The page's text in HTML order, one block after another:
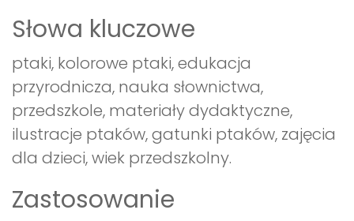
Słowa kluczowe
ptaki, kolorowe ptaki, edukacja
przyrodnicza, nauka słownictwa,
przedszkole, materiały dydaktyczne,
ilustracje ptaków, gatunki ptaków, zajęcia
dla dzieci, wiek przedszkolny.
Zastosowanie